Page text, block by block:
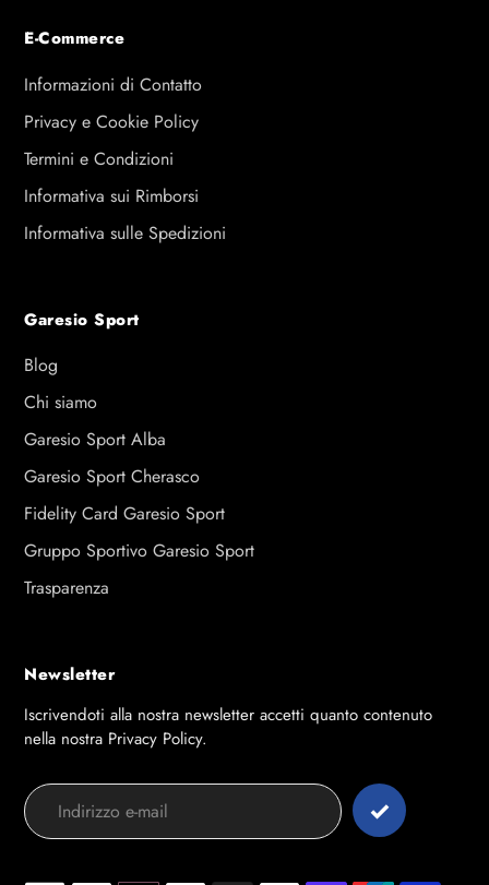
E-Commerce
Informazioni di Contatto
Privacy e Cookie Policy
Termini e Condizioni
Informativa sui Rimborsi
Informativa sulle Spedizioni
Garesio Sport
Blog
Chi siamo
Garesio Sport Alba
Garesio Sport Cherasco
Fidelity Card Garesio Sport
Gruppo Sportivo Garesio Sport
Trasparenza
Newsletter
Iscrivendoti alla nostra newsletter accetti quanto contenuto
nella nostra Privacy Policy.